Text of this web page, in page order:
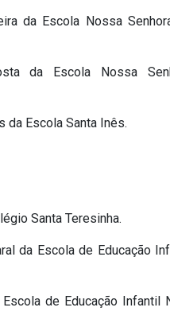
da Escola Nossa
da Escola Nossa
da Escola Santa Inês.
Santa Teresinha.
da Escola de Educação
de Educação Infantil